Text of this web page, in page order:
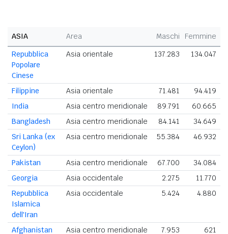
ASIA Area Maschi Femmine
Repubblica
Popolare
Cinese
Asia orientale 137.283 134.047
Filippine Asia orientale 71.481 94.419
India
Asia centro meridionale 89.791 60.665
Bangladesh
Asia centro meridionale 84.141 34.649
Sri Lanka (ex
Ceylon)
Asia centro meridionale 55.384 46.932
Pakistan Asia centro meridionale 67.700 34.084
Georgia
Asia occidentale 2.275 11.770
Repubblica
Islamica
dell'Iran
Asia occidentale 5.424 4.880
Afghanistan Asia centro meridionale 7.953 621